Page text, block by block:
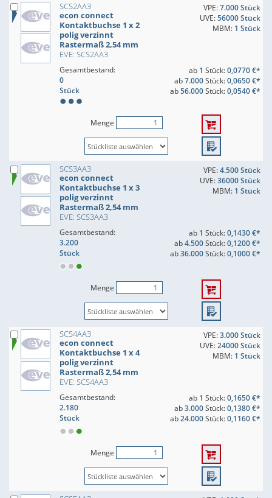
SCS2AA3
econ connect
Kontaktbuchse 1 x 2
polig verzinnt
Rastermaß 2,54 mm
EVE: SCS2AA3
VPE:7.000 Stück
UVE:56000 Stück
MBM: 1 Stück
Gesamtbestand:
0
Stück
ab 1 Stück:0,0770 €*
ab7.000Stück:0,0650 €*
ab56.000Stück:0,0540 €*
Menge
SCS3AA3
econ connect
Kontaktbuchse 1 x 3
polig verzinnt
Rastermaß 2,54 mm
EVE: SCS3AA3
VPE:4.500 Stück
UVE:36000 Stück
MBM: 1 Stück
Gesamtbestand:
3.200
Stück
ab 1 Stück:0,1430 €*
ab4.500Stück:0,1200 €*
ab36.000Stück:0,1000 €*
Menge
SCS4AA3
econ connect
Kontaktbuchse 1 x 4
polig verzinnt
Rastermaß 2,54 mm
EVE: SCS4AA3
VPE:3.000 Stück
UVE:24000 Stück
MBM: 1 Stück
Gesamtbestand:
2.180
Stück
ab 1 Stück:0,1650 €*
ab3.000Stück:0,1380 €*
ab24.000Stück:0,1160 €*
Menge